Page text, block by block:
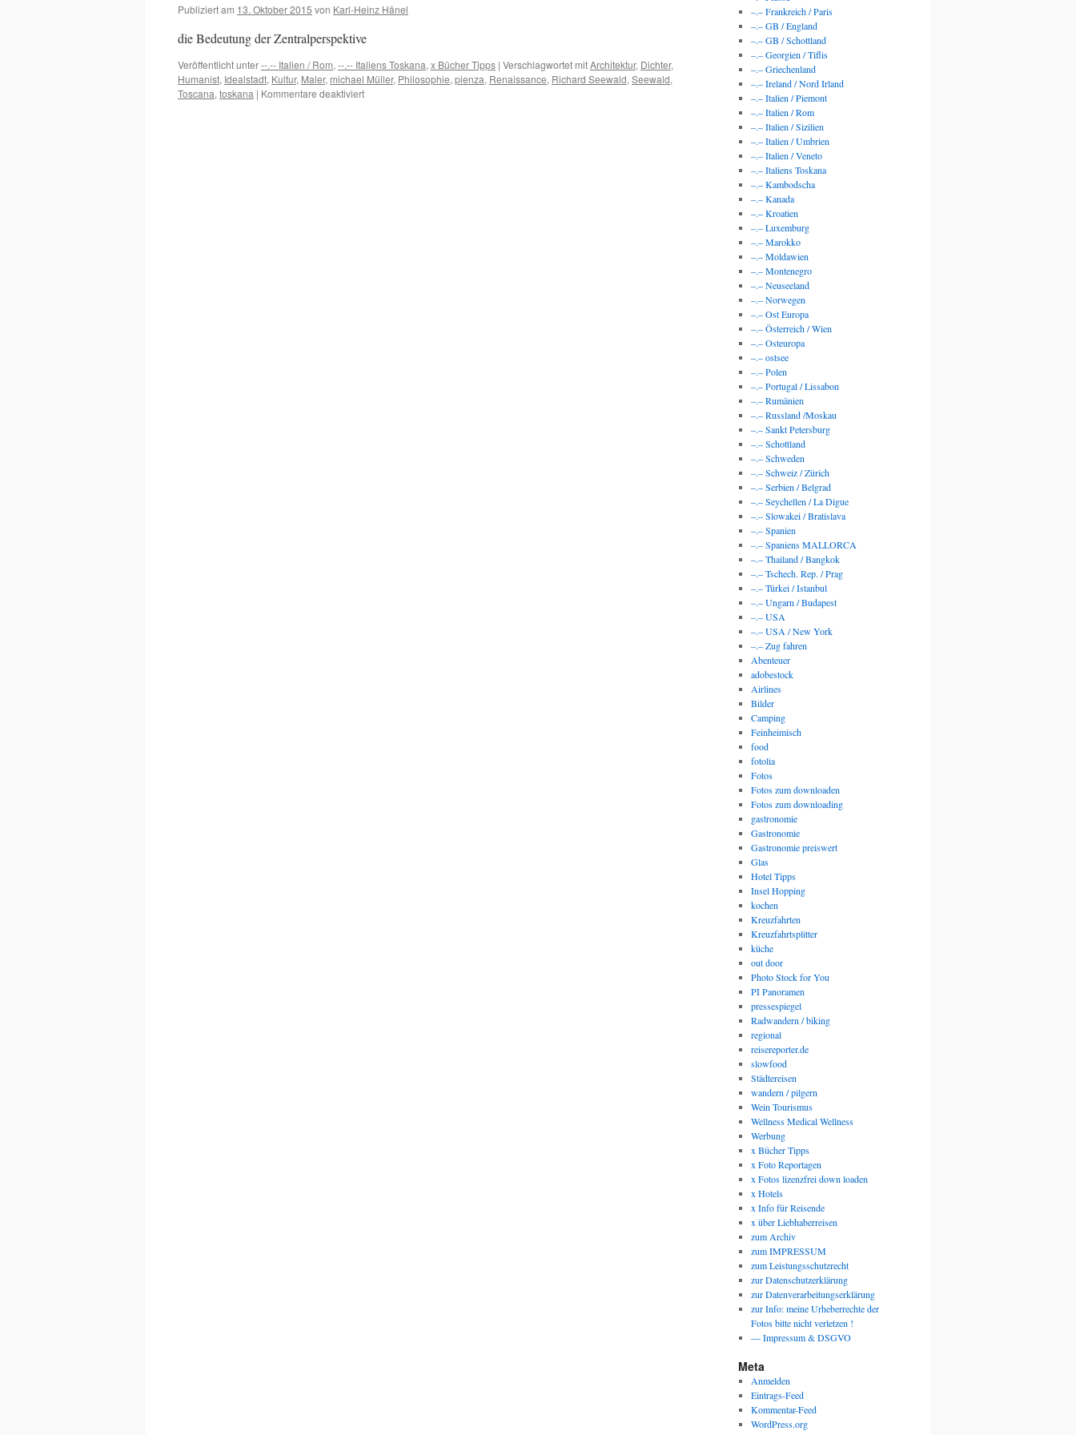
Publiziert am 13. Oktober 2015 von Karl-Heinz Hänel
die Bedeutung der Zentralperspektive
Veröffentlicht unter--.-- Italien / Rom, --.-- Italiens Toskana, x Bücher Tipps | Verschlagwortet mitArchitektur, Dichter,
Humanist, Idealstadt, Kultur, Maler, michael Müller, Philosophie, pienza, Renaissance, Richard Seewald, Seewald,
Toscana, toskana | Kommentare deaktiviertfür
–.– Frankreich / Paris
–.– GB / England
–.– GB / Schottland
–.– Georgien / Tiflis
–.– Griechenland
–.– Ireland / Nord Irland
–.– Italien / Piemont
–.– Italien / Rom
–.– Italien / Sizilien
–.– Italien / Umbrien
–.– Italien / Veneto
–.– Italiens Toskana
–.– Kambodscha
–.– Kanada
–.– Kroatien
–.– Luxemburg
–.– Marokko
–.– Moldawien
–.– Montenegro
–.– Neuseeland
–.– Norwegen
–.– Ost Europa
–.– Österreich / Wien
–.– Osteuropa
–.– ostsee
–.– Polen
–.– Portugal / Lissabon
–.– Rumänien
–.– Russland /Moskau
–.– Sankt Petersburg
–.– Schottland
–.– Schweden
–.– Schweiz / Zürich
–.– Serbien / Belgrad
–.– Seychellen / La Digue
–.– Slowakei / Bratislava
–.– Spanien
–.– Spaniens MALLORCA
–.– Thailand / Bangkok
–.– Tschech. Rep. / Prag
–.– Türkei / Istanbul
–.– Ungarn / Budapest
–.– USA
–.– USA / New York
–.– Zug fahren
Abenteuer
adobestock
Airlines
Bilder
Camping
Feinheimisch
food
fotolia
Fotos
Fotos zum downloaden
Fotos zum downloading
gastronomie
Gastronomie
Gastronomie preiswert
Glas
Hotel Tipps
Insel Hopping
kochen
Kreuzfahrten
Kreuzfahrtsplitter
küche
out door
Photo Stock for You
PI Panoramen
pressespiegel
Radwandern / biking
regional
reisereporter.de
slowfood
Städtereisen
wandern / pilgern
Wein Tourismus
Wellness Medical Wellness
Werbung
x Bücher Tipps
x Foto Reportagen
x Fotos lizenzfrei down loaden
x Hotels
x Info für Reisende
x über Liebhaberreisen
zum Archiv
zum IMPRESSUM
zum Leistungsschutzrecht
zur Datenschutzerklärung
zur Datenverarbeitungserklärung
zur Info: meine Urheberrechte der
Fotos bitte nicht verletzen !
— Impressum & DSGVO
Meta
Anmelden
Eintrags-Feed
Kommentar-Feed
WordPress.org